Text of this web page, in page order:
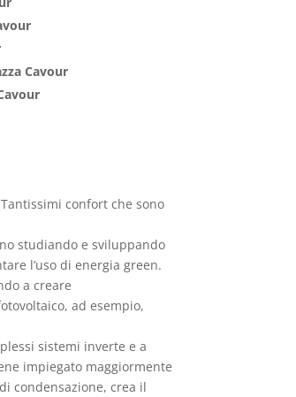
Cavour
confort che sono
studiando e sviluppando
l’uso di energia green.
a creare
ad esempio,
sistemi inverte e a
impiegato maggiormente
condensazione, crea il